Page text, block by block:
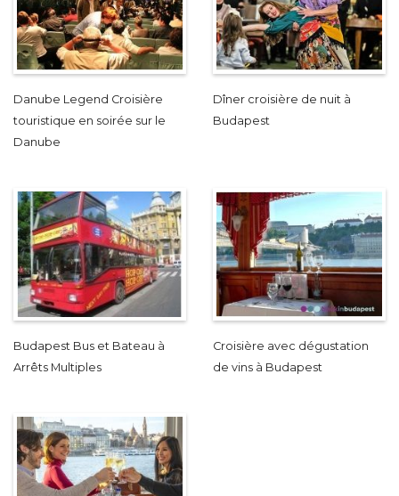
Danube Legend Croisière
touristique en soirée sur le
Danube
Dîner croisière de nuit à
Budapest
Budapest Bus et Bateau à
Arrêts Multiples
Croisière avec dégustation
de vins à Budapest